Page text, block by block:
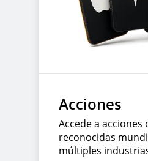
Acciones
Accede a acciones
reconocidas
múltiples